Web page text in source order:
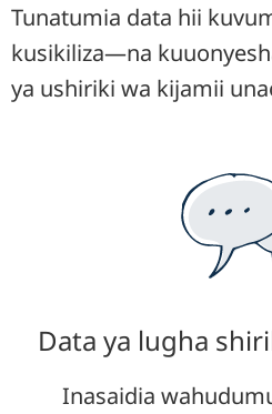
Tunatumia data hii
kusikiliza—na
ya ushiriki wa kijamii
Data ya lugha
Inasaidia